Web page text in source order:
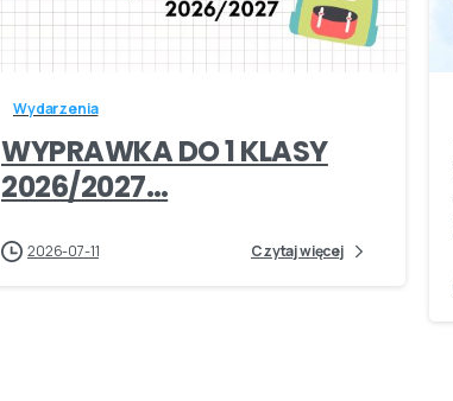
-
Wydarzenia
WYPRAWKA DO 1 KLASY
2026/2027…
2026-07-11 Czytaj więcej